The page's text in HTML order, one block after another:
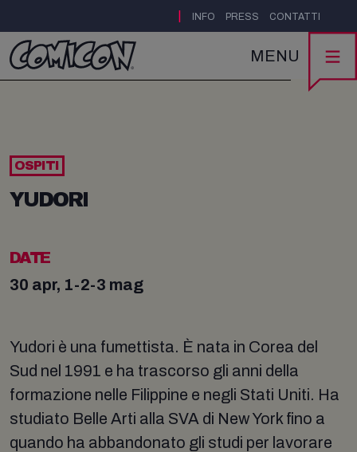
INFO PRESS CONTATTI
MENU
OSPITI
YUDORI
DATE
30 apr, 1-2-3 mag
Yudori è una fumettista. È nata in Corea del
Sud nel 1991 e ha trascorso gli anni della
formazione nelle Filippine e negli Stati Uniti. Ha
studiato Belle Arti alla SVA di New York fino a
quando ha abbandonato gli studi per lavorare